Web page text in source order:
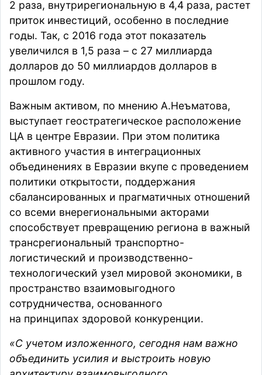
2 раза, внутрирегиональную в 4,4 раза, растет
приток инвестиций, особенно в последние
годы. Так, с 2016 года этот показатель
увеличился в 1,5 раза – с 27 миллиарда
долларов до 50 миллиардов долларов в
прошлом году.
Важным активом, по мнению А.Неъматова,
выступает геостратегическое расположение
ЦА в центре Евразии. При этом политика
активного участия в интеграционных
объединениях в Евразии вкупе с проведением
политики открытости, поддержания
сбалансированных и прагматичных отношений
со всеми внерегиональными акторами
способствует превращению региона в важный
трансрегиональный транспортно-
логистический и производственно-
технологический узел мировой экономики, в
пространство взаимовыгодного
сотрудничества, основанного
на принципах здоровой конкуренции.
«С учетом изложенного, сегодня нам важно
объединить усилия и выстроить новую